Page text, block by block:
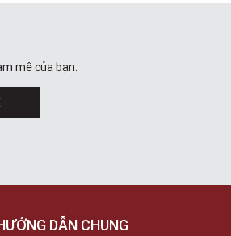
mê của bạn.
DẪN CHUNG